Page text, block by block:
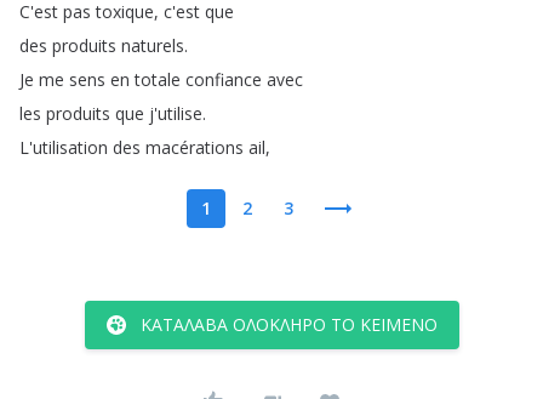
C'est pas toxique, c'est que
des produits naturels.
Je me sens en totale confiance avec
les produits que j'utilise.
L'utilisation des macérations ail,
1 2 3
ΚΑΤΆΛΑΒΑ ΟΛΌΚΛΗΡΟ ΤΟ ΚΕΊΜΕΝΟ